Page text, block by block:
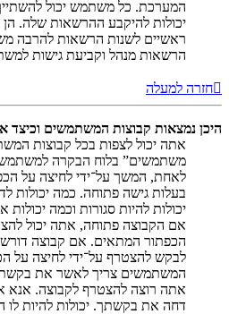
המערכת. כל משתמש יכול
יכולות להיקבע ההרשאות שלה.
ראשיים לשנות הרשאות להרבה
הרשאות מנהל וקביעת גישות
חזרה למעלה
היכן נמצאות קבוצות המשתמשים וכיצד
אתה יכול לצפות בכל קבוצות
משתמשים” בלוח הבקרה
לאחת, המשך על־ידי לחיצה על
בעלות גישה פתוחה. כמה יכולות
יכולות להיות סגורות וכמה
אם הקבוצה פתוחה, אתה יכול
הכפתור המתאים. אם קבוצה
לבקש להצטרף על־ידי לחיצה על
המשתמשים צריך לאשר את
אתה רוצה להצטרף לקבוצה. אנא
דחה את בקשתך. יכולות להיות לו